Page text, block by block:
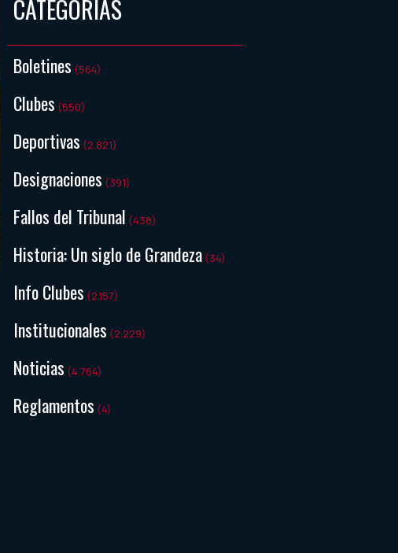
CATEGORIAS
Boletines (564)
Clubes (550)
Deportivas (2.821)
Designaciones (391)
Fallos del Tribunal (438)
Historia: Un siglo de Grandeza (34)
Info Clubes (2.157)
Institucionales (2.229)
Noticias (4.764)
Reglamentos (4)